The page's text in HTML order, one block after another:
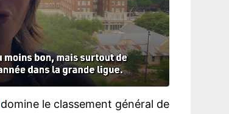
domine le classement général de